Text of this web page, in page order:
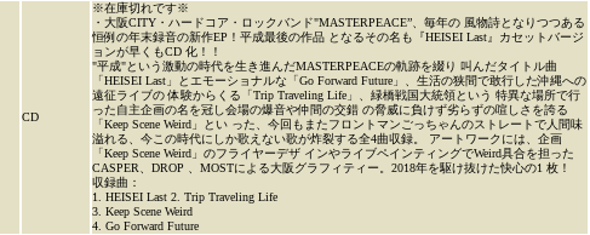
CD
※在庫切れです※
・大阪CITY・ハードコア・ロックバンド"MASTERPEACE”、毎年の 風物詩となりつつある
恒例の年末録音の新作EP！平成最後の作品 となるその名も『HEISEI Last』カセットバージ
ョンが早くもCD 化！！
"平成"という激動の時代を生き進んだMASTERPEACEの軌跡を綴り 叫んだタイトル曲
「HEISEI Last」とエモーショナルな「Go Forward Future」、生活の狭間で敢行した沖縄への
遠征ライブの 体験からくる「Trip Traveling Life」、緑橋戦国大統領という 特異な場所で行
った自主企画の名を冠し会場の爆音や仲間の交錯 の脅威に負けず劣らずの喧しさを誇る
「Keep Scene Weird」とい った、今回もまたフロントマンごっちゃんのストレートで人間味
溢れる、今この時代にしか歌えない歌が炸裂する全4曲収録。 アートワークには、企画
「Keep Scene Weird」のフライヤーデザ インやライブペインティングでWeird具合を担った
CASPER、DROP 、MOSTによる大阪グラフィティー。2018年を駆け抜けた快心の1 枚！
収録曲：
1. HEISEI Last 2. Trip Traveling Life
3. Keep Scene Weird
4. Go Forward Future